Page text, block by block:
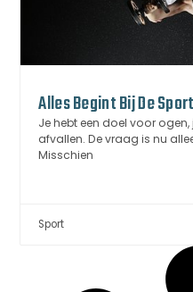
Alles Begint Bij De
Je hebt een doel voor
afvallen. De vraag is nu
Misschien
Sport